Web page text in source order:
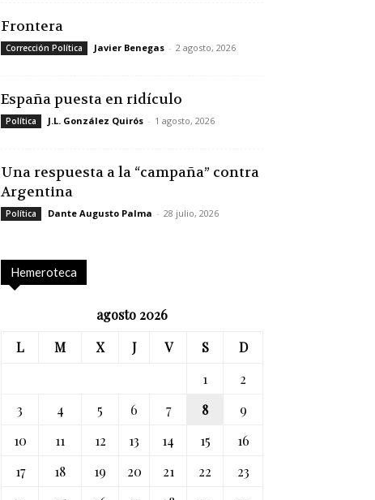
Frontera
Corrección Política Javier Benegas - 2 agosto, 2026
España puesta en ridículo
Política J.L. González Quirós - 1 agosto, 2026
Una respuesta a la “campaña” contra
Argentina
Política Dante Augusto Palma - 28 julio, 2026
Hemeroteca
agosto 2026
L
M X J V S
D
1
2
3
4 5 6 7 8
9
10
11 12 13 14 15
16
17
18 19 20 21 22
23